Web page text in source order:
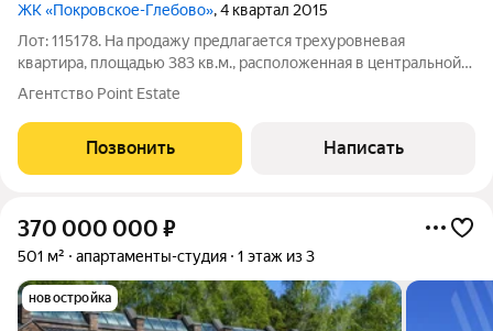
ЖК «Покровское-Глебово», 4 квартал 2015
Лот: 115178. На продажу предлагается трехуровневая
квартира, площадью 383 кв.м., расположенная в центральной
части элитного жилого комплекса "Покровское-Глебово".
спальни, три совмещенных
Агентство Point Estate
Позвонить Написать
370 000 000 ₽
501 м² апартаменты-студия 1 этаж из 3
новостройка